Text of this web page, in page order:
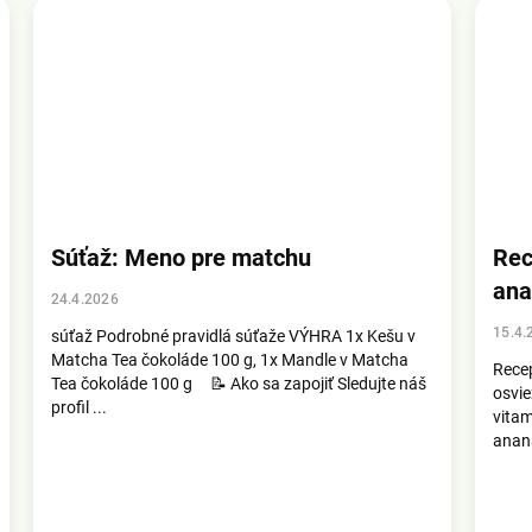
Súťaž: Meno pre matchu
24.4.2026
súťaž Podrobné pravidlá súťaže VÝHRA 1x Kešu v
Matcha Tea čokoláde 100 g, 1x Mandle v Matcha
Tea čokoláde 100 g 📝 Ako sa zapojiť Sledujte náš
profil ...